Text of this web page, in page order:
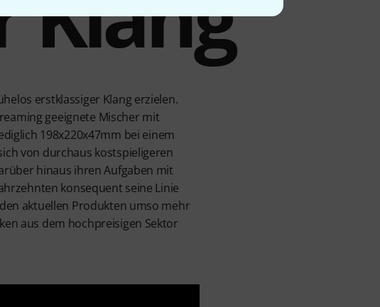
erstklassiger Klang erzielen.
geeignete Mischer mit
198x220x47mm bei einem
von durchaus kostspieligeren
hinaus ihren Aufgaben mit
konsequent seine Linie
aktuellen Produkten umso mehr
aus dem hochpreisigen Sektor